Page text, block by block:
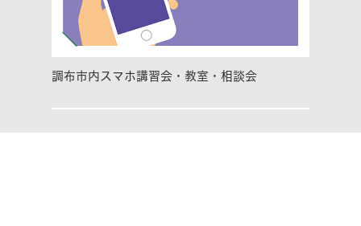
調布市内スマホ講習会・教室・相談会